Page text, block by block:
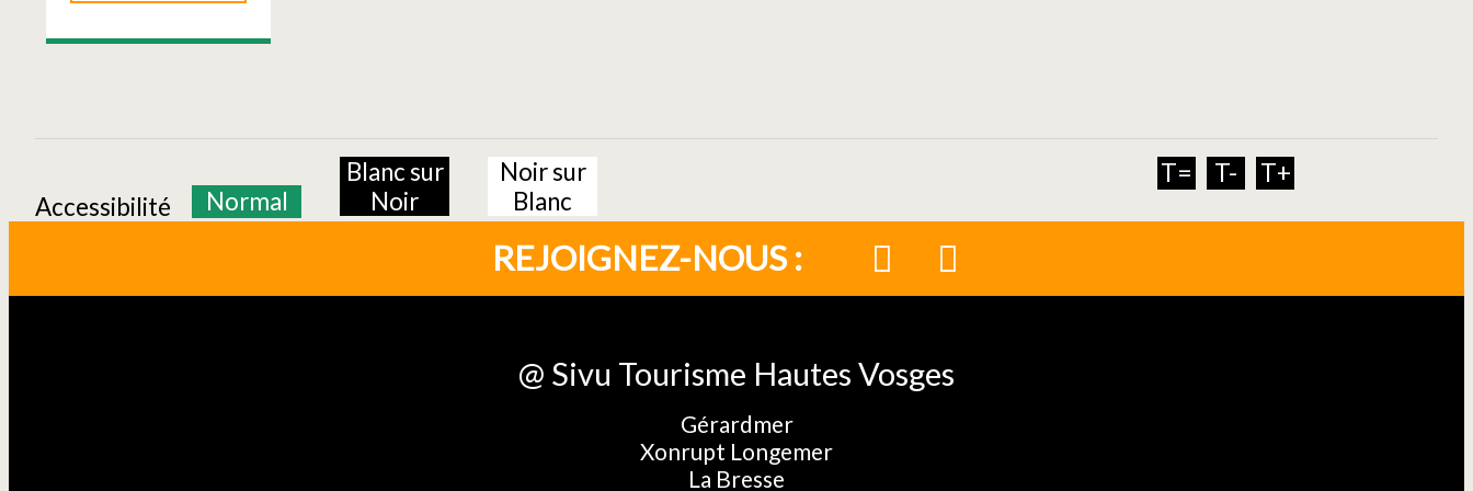
Accessibilité Normal
Blanc sur
Noir
Noir sur
Blanc
T= T- T+
REJOIGNEZ-NOUS :
@ Sivu Tourisme Hautes Vosges
Gérardmer
Xonrupt Longemer
La Bresse